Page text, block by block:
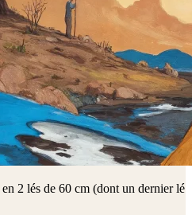
2 lés de 60 cm (dont un dernier lé